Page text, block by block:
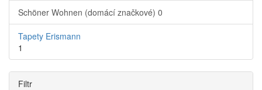
Schöner Wohnen (domácí značkové) 0
Tapety Erismann
1
Filtr